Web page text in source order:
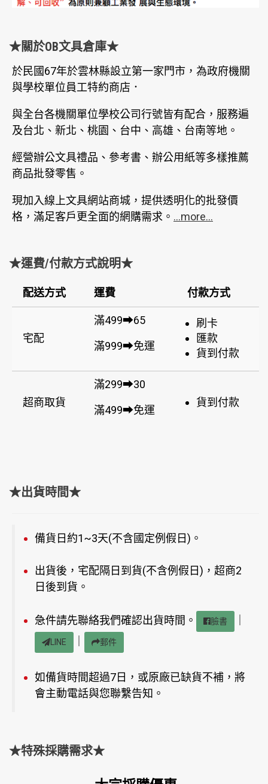
★關於OB文具倉庫★
於民國67年於雲林縣設立第一家門市，為政府機關
與學校單位員工特約商店．
與全台各機關單位學校公司行號皆有配合，服務遍
及台北、新北、桃園、台中、高雄、台南等地。
經營辦公文具禮品、參考書、辦公用紙等多樣推薦
商品批發零售。
現加入線上文具網站商城，提供透明化的批發價
格，滿足客戶更全面的網購需求。 ...more...
★運費/付款方式說明★
配送方式 運費 付款方式
宅配
滿499➡65
滿999➡免運
刷卡
匯款
貨到付款
超商取貨
滿299➡30
滿499➡免運
貨到付款
★出貨時間★
備貨日約1~3天(不含國定例假日)。
出貨後，宅配隔日到貨(不含例假日)，超商2
日後到貨。
急件請先聯絡我們確認出貨時間。 臉書
LINE 郵件
如備貨時間超過7日，或原廠已缺貨不補，將
會主動電話與您聯繫告知。
★特殊採購需求★